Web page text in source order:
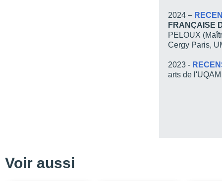
Penriuk et sa douleur
2024 –
FRANÇAISE
PELOUX
Cergy Paris,
2023 -
arts de
Voir aussi